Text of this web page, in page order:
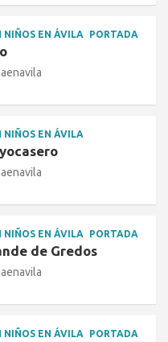
NIÑOS EN ÁVILA PORTADA
NIÑOS EN ÁVILA
NIÑOS EN ÁVILA PORTADA
de Gredos
NIÑOS EN ÁVILA PORTADA